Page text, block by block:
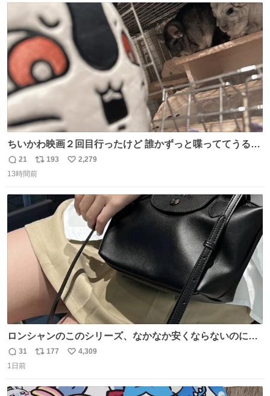
ト
数
数
ちいかわ映画２回目行ったけど 誰かずっと喋っててうるさ
かった 許せねえ
返
信
21
リ
ポ
ト
193
い
数
2,279
13時間前
ロンシャンのこのシリーズ、なかなか安くならないのにセ
ール価格になってる🖤✨レザーなのが反則級にかわいい。
持ってるだけでコーデが格上げされる。
返
信
31
リ
177
い
4,309
1日前